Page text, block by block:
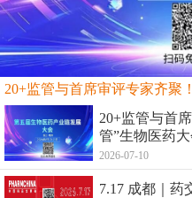
20+监管与首
管”生物医药大
2026-07-10
7.17 成都｜药